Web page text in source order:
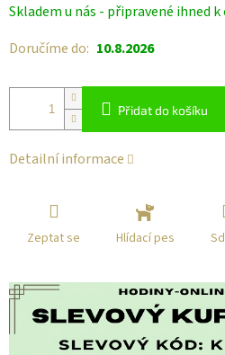
cena:
Skladem u nás - připravené ihned
Doručíme do: 10.8.2026
Přidat do košíku
Detailní informace
Zeptat se Hlídací pes